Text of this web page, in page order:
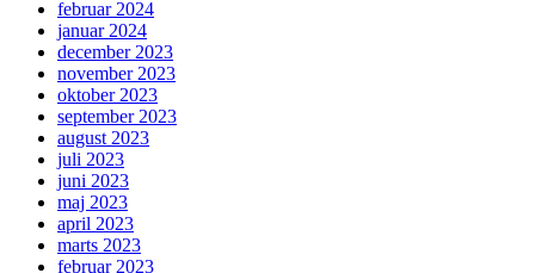
februar 2024
januar 2024
december 2023
november 2023
oktober 2023
september 2023
august 2023
juli 2023
juni 2023
maj 2023
april 2023
marts 2023
februar 2023